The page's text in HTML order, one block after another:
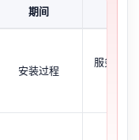
期间
安装过程
服务未启